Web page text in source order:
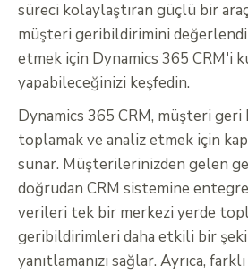
süreci kolaylaştıran güçlü bir
müşteri geribildirimini
etmek için Dynamics 365 CRM'i
yapabileceğinizi keşfedin.
Dynamics 365 CRM, müşteri
toplamak ve analiz etmek için
sunar. Müşterilerinizden gelen
doğrudan CRM sistemine
verileri tek bir merkezi yerde
geribildirimleri daha etkili bir
yanıtlamanızı sağlar. Ayrıca,